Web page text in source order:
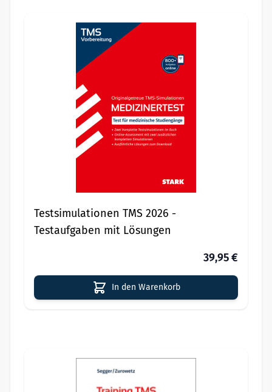
Testsimulationen TMS 2026 -
Testaufgaben mit Lösungen
39,95 €
In den Warenkorb